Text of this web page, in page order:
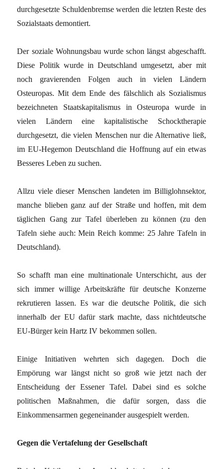
durchgesetzte Schuldenbremse werden die letzten Reste des
Sozialstaats demontiert.
Der soziale Wohnungsbau wurde schon längst abgeschafft.
Diese Politik wurde in Deutschland umgesetzt, aber mit
noch gravierenden Folgen auch in vielen Ländern
Osteuropas. Mit dem Ende des fälschlich als Sozialismus
bezeichneten Staatskapitalismus in Osteuropa wurde in
vielen Ländern eine kapitalistische Schocktherapie
durchgesetzt, die vielen Menschen nur die Alternative ließ,
im EU-Hegemon Deutschland die Hoffnung auf ein etwas
Besseres Leben zu suchen.
Allzu viele dieser Menschen landeten im Billiglohnsektor,
manche blieben ganz auf der Straße und hoffen, mit dem
täglichen Gang zur Tafel überleben zu können (zu den
Tafeln siehe auch: Mein Reich komme: 25 Jahre Tafeln in
Deutschland).
So schafft man eine multinationale Unterschicht, aus der
sich immer willige Arbeitskräfte für deutsche Konzerne
rekrutieren lassen. Es war die deutsche Politik, die sich
innerhalb der EU dafür stark machte, dass nichtdeutsche
EU-Bürger kein Hartz IV bekommen sollen.
Einige Initiativen wehrten sich dagegen. Doch die
Empörung war längst nicht so groß wie jetzt nach der
Entscheidung der Essener Tafel. Dabei sind es solche
politischen Maßnahmen, die dafür sorgen, dass die
Einkommensarmen gegeneinander ausgespielt werden.
Gegen die Vertafelung der Gesellschaft